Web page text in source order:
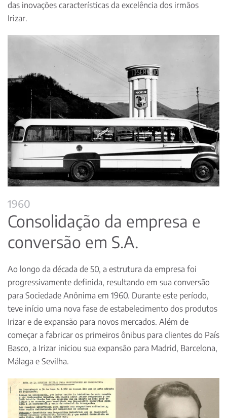
das inovações características da excelência dos irmãos
Irizar.
1960
Consolidação da empresa e
conversão em S.A.
Ao longo da década de 50, a estrutura da empresa foi
progressivamente definida, resultando em sua conversão
para Sociedade Anônima em 1960. Durante este período,
teve início uma nova fase de estabelecimento dos produtos
Irizar e de expansão para novos mercados. Além de
começar a fabricar os primeiros ônibus para clientes do País
Basco, a Irizar iniciou sua expansão para Madrid, Barcelona,
Málaga e Sevilha.